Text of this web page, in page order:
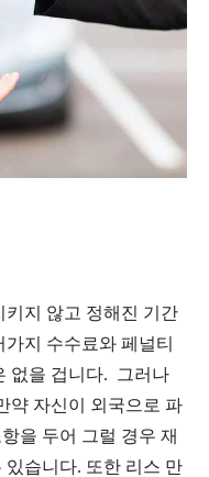
키지 않고 정해진 기간
지 수수료와 페널티
없을 겁니다. 그러나
약 자신이 외국으로 파
을 두어 그럴 경우 재
습니다. 또한 리스 만